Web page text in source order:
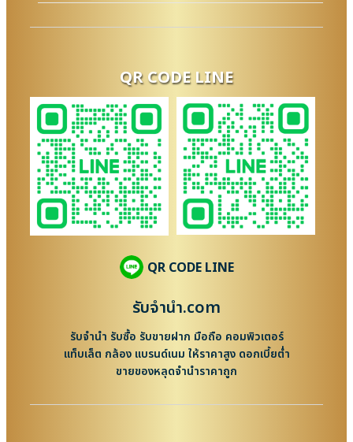
QR CODE LINE
QR CODE LINE
รับจํานํา.com
รับจำนำ รับซื้อ รับขายฝาก มือถือ คอมพิวเตอร์
แท็บเล็ต กล้อง แบรนด์เนม ให้ราคาสูง ดอกเบี้ยต่ำ
ขายของหลุดจำนำราคาถูก